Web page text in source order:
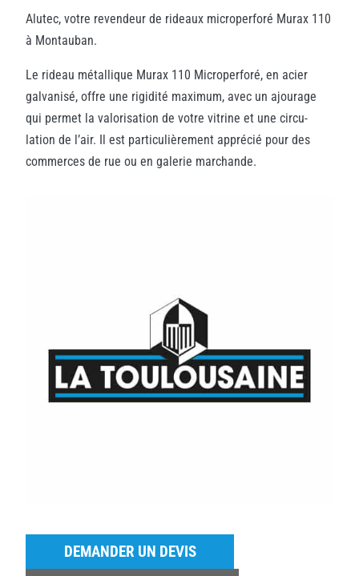
Alutec, votre revendeur de rideaux microperforé Murax 110
à Montauban.
Le rideau métallique Murax 110 Microperforé, en acier
galvanisé, offre une rigidité maximum, avec un ajourage
qui permet la valorisation de votre vitrine et une circu-
lation de l’air. Il est particulièrement apprécié pour des
commerces de rue ou en galerie marchande.
DEMANDER UN DEVIS